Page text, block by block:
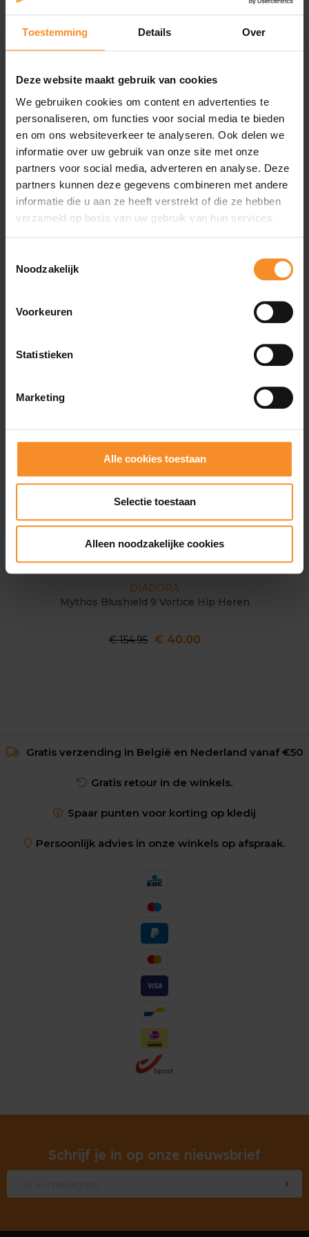
Toestemming Details Over
Deze website maakt gebruik van cookies
We gebruiken cookies om content en advertenties te
personaliseren, om functies voor social media te bieden
en om ons websiteverkeer te analyseren. Ook delen we
informatie over uw gebruik van onze site met onze
partners voor social media, adverteren en analyse. Deze
partners kunnen deze gegevens combineren met andere
informatie die u aan ze heeft verstrekt of die ze hebben
verzameld op basis van uw gebruik van hun services.
Noodzakelijk
Voorkeuren
Statistieken
Marketing
Alle cookies toestaan
Selectie toestaan
Alleen noodzakelijke cookies
beschermd tegen blessures en belasting.
Specificaties
Gewicht | 320g
Drop |11mm
Gebruik | Alledaagse loopjes
Wat je misschien ook leuk vindt
DIADORA
Mythos Blushield 9 Vortice Hip Heren
€ 154.95 € 40.00
- 74 -
Gratis verzending in België en Nederland vanaf €50
Gratis retour in de winkels.
Spaar punten voor korting op kledij
Persoonlijk advies in onze winkels op afspraak.
Schrijf je in op onze nieuwsbrief